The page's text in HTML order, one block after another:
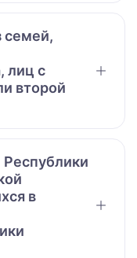
семей,
лиц с
второй
в